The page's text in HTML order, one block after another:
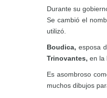
Durante su
Se cambió el
utilizó.
Boudica, esposa
Trinovantes, en la
Es asombroso
muchos dibujos